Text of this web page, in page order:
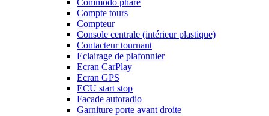
Commodo phare
Compte tours
Compteur
Console centrale (intérieur plastique)
Contacteur tournant
Eclairage de plafonnier
Ecran CarPlay
Ecran GPS
ECU start stop
Facade autoradio
Garniture porte avant droite